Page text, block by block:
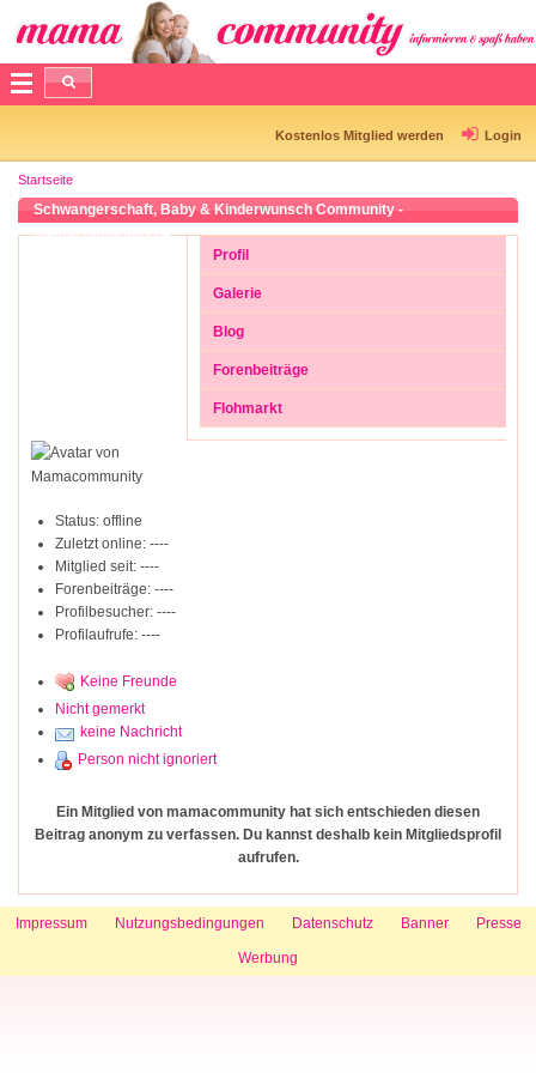
Kostenlos Mitglied werden Login
Startseite
Schwangerschaft, Baby & Kinderwunsch Community -
Mamacommunity.de
Profil
Galerie
Blog
Forenbeiträge
Flohmarkt
Status: offline
Zuletzt online: ----
Mitglied seit: ----
Forenbeiträge: ----
Profilbesucher: ----
Profilaufrufe: ----
Keine Freunde
Nicht gemerkt
keine Nachricht
Person nicht ignoriert
Ein Mitglied von mamacommunity hat sich entschieden diesen
Beitrag anonym zu verfassen. Du kannst deshalb kein Mitgliedsprofil
aufrufen.
Impressum Nutzungsbedingungen Datenschutz Banner Presse
Werbung